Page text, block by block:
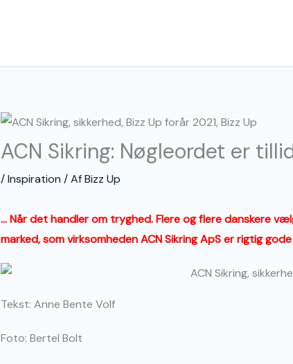
ACN Sikring: Nøgleordet er
/Inspiration / AfBizz Up
… Når det handler om tryghed. Flere og flere danskere
marked, som virksomheden ACN Sikring ApS er rigtig
Tekst: Anne Bente Volf
Foto: Bertel Bolt